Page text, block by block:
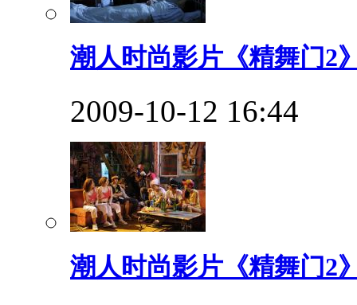
潮人时尚影片《精舞门2
2009-10-12 16:44
潮人时尚影片《精舞门2